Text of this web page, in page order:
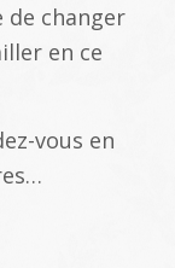
de changer
en ce
vous en